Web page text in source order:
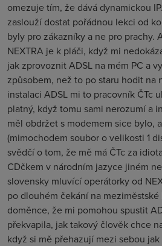
omezuje tím, že dává dynamickou
zaslouží dostat pořádnou lekci od
byly pro zákazníky a ne pro prachy.
NEXTRA je k pláči, když mi
jak zprovoznit ADSL na mém PC a
způsobem, než to po staru hodit na
instalaci ADSL mi to pracovník ČTc
platný, když tomu sami nerozumí a
měl obdržet s modemem sice bylo,
(mimochodem soubor o velikosti 1
svědčí o tom, že mě má ČTc za
CDčkem v národním jazyce jiném
slovensky mluvící operátorky od
po dlouhém čekání na
doměnce, že mi pomohou spustit
překvapila, jak takový člověk chce
když si mě přehazují mezi sebou